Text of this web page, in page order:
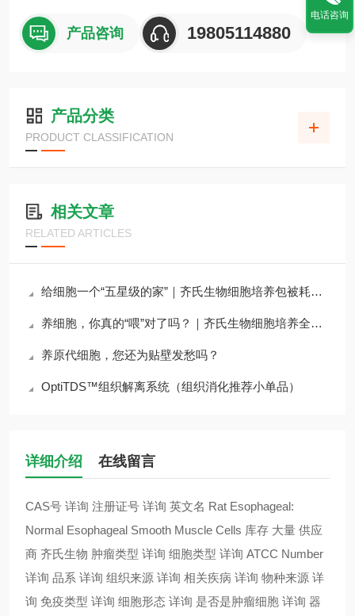
产品咨询 19805114880
产品分类
PRODUCT CLASSIFICATION
相关文章
RELATED ARTICLES
给细胞一个“五星级的家”｜齐氏生物细胞培养包被耗材全攻略
养细胞，你真的“喂”对了吗？｜齐氏生物细胞培养全系列试剂详解
养原代细胞，您还为贴壁发愁吗？
OptiTDS™组织解离系统（组织消化推荐小单品）
详细介绍 在线留言
CAS号 详询 注册证号 详询 英文名 Rat Esophageal:
Normal Esophageal Smooth Muscle Cells 库存 大量 供应
商 齐氏生物 肿瘤类型 详询 细胞类型 详询 ATCC Number
详询 品系 详询 组织来源 详询 相关疾病 详询 物种来源 详
询 免疫类型 详询 细胞形态 详询 是否是肿瘤细胞 详询 器
电话咨询